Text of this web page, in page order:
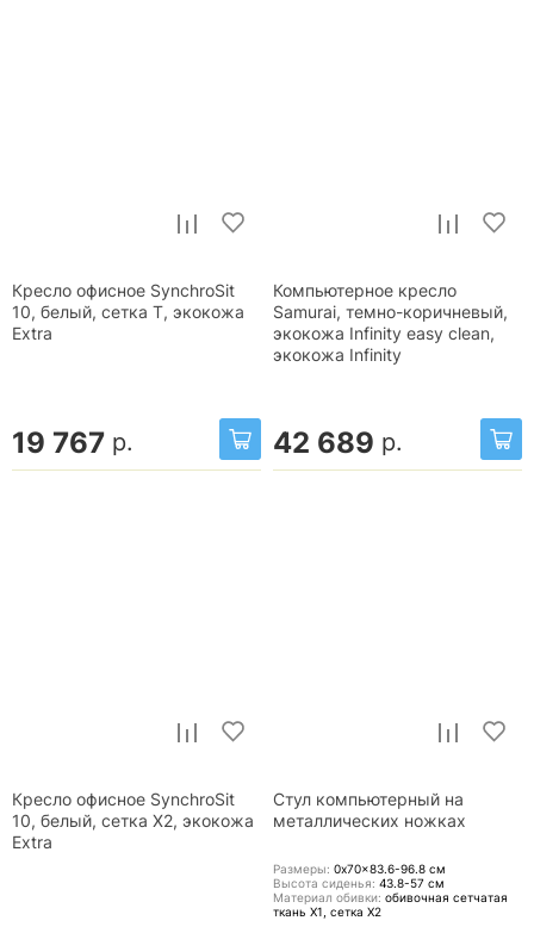
Кресло офисное SynchroSit
10, белый, сетка T, экокожа
Extra
19 767 р.
Компьютерное кресло
Samurai, темно-коричневый,
экокожа Infinity easy clean,
экокожа Infinity
42 689 р.
Кресло офисное SynchroSit
10, белый, сетка X2, экокожа
Extra
Стул компьютерный на
металлических ножках
Размеры: 0x70x83.6-96.8 см
Высота сиденья: 43.8-57 см
Материал обивки: обивочная сетчатая
ткань X1, сетка X2